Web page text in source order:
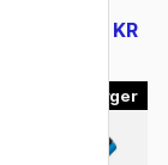
35 KR